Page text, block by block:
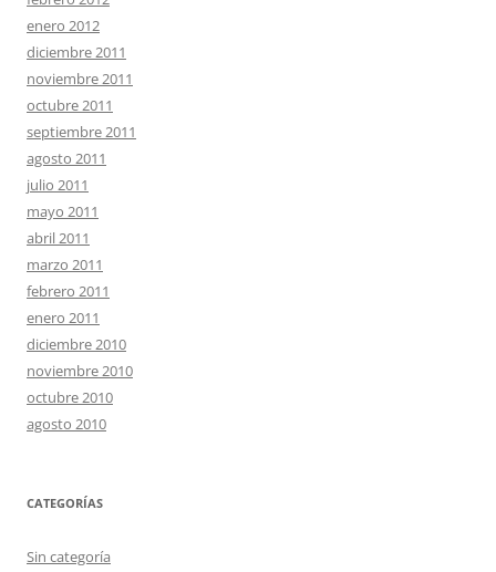
enero 2012
diciembre 2011
noviembre 2011
octubre 2011
septiembre 2011
agosto 2011
julio 2011
mayo 2011
abril 2011
marzo 2011
febrero 2011
enero 2011
diciembre 2010
noviembre 2010
octubre 2010
agosto 2010
CATEGORÍAS
Sin categoría